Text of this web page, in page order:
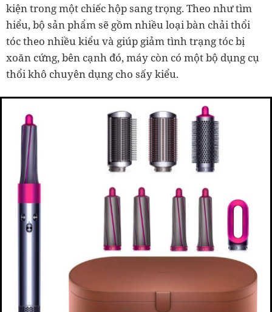
kiện trong một chiếc hộp sang trọng. Theo như tìm
hiểu, bộ sản phẩm sẽ gồm nhiều loại bàn chải thổi
tóc theo nhiều kiểu và giúp giảm tình trạng tóc bị
xoăn cứng, bên cạnh đó, máy còn có một bộ dụng cụ
thổi khô chuyên dụng cho sấy kiểu.